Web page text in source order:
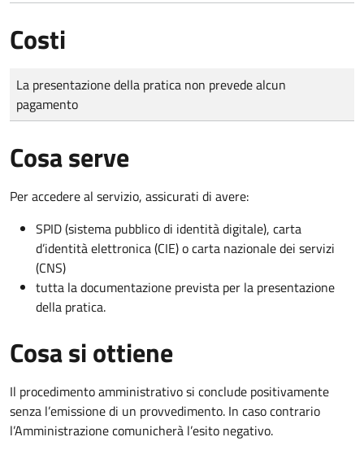
Costi
Tipo di pagamento
Importo
La presentazione della pratica non prevede alcun
pagamento
Cosa serve
Per accedere al servizio, assicurati di avere:
SPID (sistema pubblico di identità digitale), carta
d’identità elettronica (CIE) o carta nazionale dei servizi
(CNS)
tutta la documentazione prevista per la presentazione
della pratica.
Cosa si ottiene
Il procedimento amministrativo si conclude positivamente
senza l’emissione di un provvedimento. In caso contrario
l’Amministrazione comunicherà l’esito negativo.